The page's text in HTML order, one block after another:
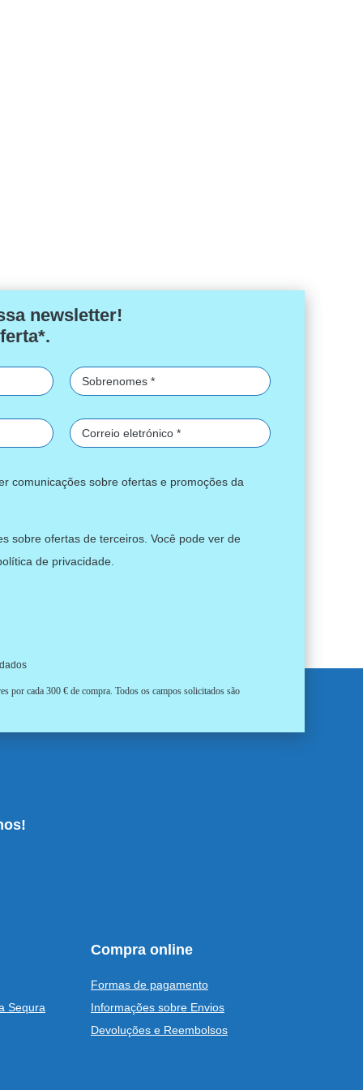
newsletter!
comunicações sobre ofertas e promoções da
sobre ofertas de terceiros. Você pode ver de
de privacidade.
por cada 300 € de compra. Todos os campos solicitados são
Sequra
Compra online
Formas de pagamento
Informações sobre Envios
Devoluções e Reembolsos